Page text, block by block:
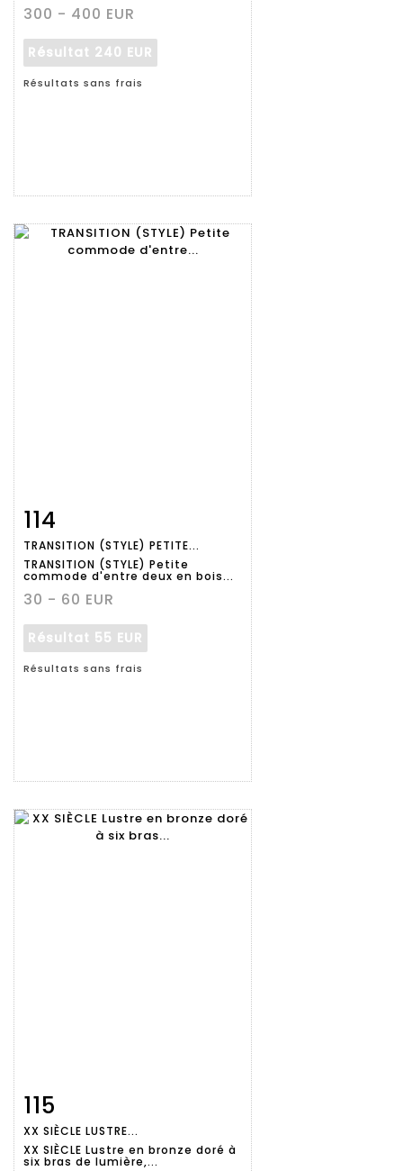
300 - 400 EUR
Résultat 240 EUR
Résultats sans frais
détaillée
114
TRANSITION (STYLE) PETITE...
TRANSITION (STYLE) Petite
commode d'entre deux en bois...
30 - 60 EUR
Résultat 55 EUR
Résultats sans frais
détaillée
115
XX SIÈCLE LUSTRE...
XX SIÈCLE Lustre en bronze doré à
six bras de lumière,...